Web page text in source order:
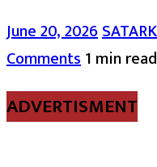
June 20, 2026
Comments1 min read
ADVERTISMENT